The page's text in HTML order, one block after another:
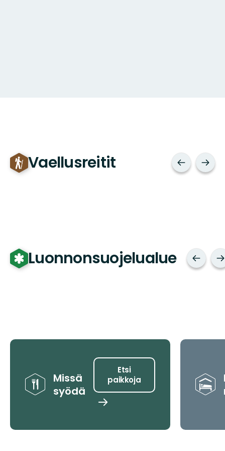
Vaellusreitit
Luonnonsuojelualue
Vinkit
Missä
syödä
Etsi
paikkoja
Etsi